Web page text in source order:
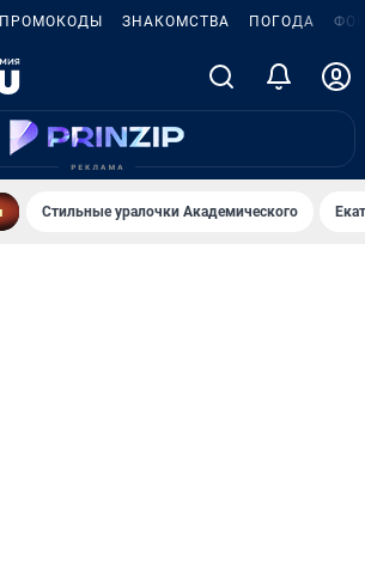
ПРОМОКОДЫ ЗНАКОМСТВА ПОГОДА
Стильные уралочки Академического